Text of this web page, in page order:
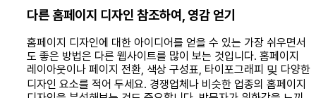
다른 홈페이지 디자인 참조하여, 영감 얻기
홈페이지 디자인에 대한 아이디어를 얻을 수 있는 가장 쉬우면서
도 좋은 방법은 다른 웹사이트를 많이 보는 것입니다. 홈페이지
레이아웃이나 페이지 전환, 색상 구성표, 타이포그래피 밎 다양한
디자인 요소를 적어 두세요. 경쟁업체나 비슷한 업종의 홈페이지